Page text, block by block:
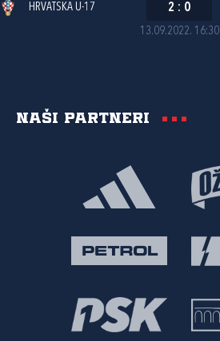
13.09.2022. 16:30
HRVATSKA U-17 2 : 0
Naši partneri